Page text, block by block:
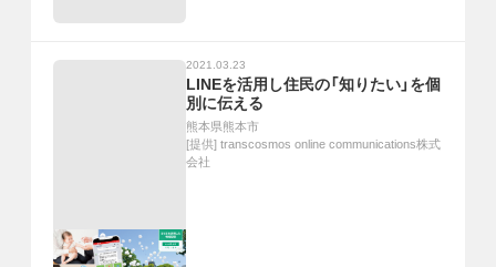
2021.03.23
LINEを活用し住民の「知りたい」を個
別に伝える
熊本県熊本市
[提供] transcosmos online communications株式
会社